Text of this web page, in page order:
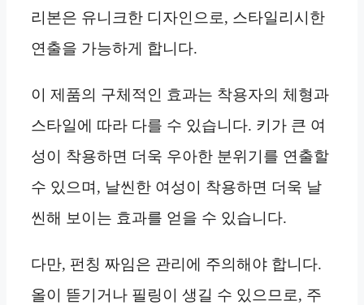
리본은 유니크한 디자인으로, 스타일리시한
연출을 가능하게 합니다.
이 제품의 구체적인 효과는 착용자의 체형과
스타일에 따라 다를 수 있습니다. 키가 큰 여
성이 착용하면 더욱 우아한 분위기를 연출할
수 있으며, 날씬한 여성이 착용하면 더욱 날
씬해 보이는 효과를 얻을 수 있습니다.
다만, 펀칭 짜임은 관리에 주의해야 합니다.
올이 뜯기거나 필링이 생길 수 있으므로, 주